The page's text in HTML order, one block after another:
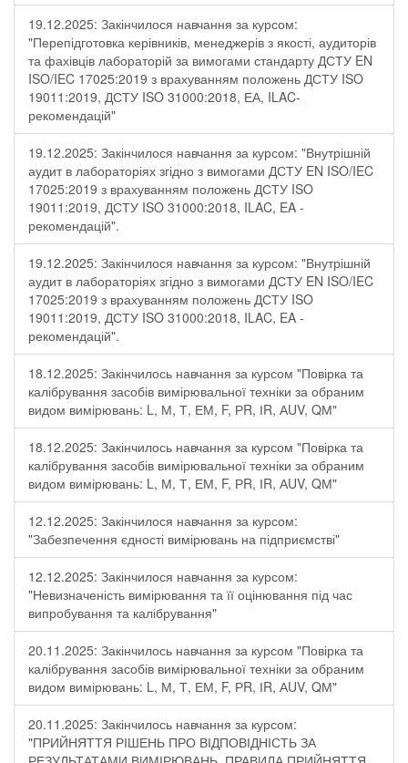
19.12.2025: Закінчилося навчання за курсом:
"Перепідготовка керівників, менеджерів з якості, аудиторів
та фахівців лабораторій за вимогами стандарту ДСТУ EN
ISO/IEC 17025:2019 з врахуванням положень ДСТУ ISO
19011:2019, ДСТУ ISO 31000:2018, ЕА, ILAC-
рекомендацій"
19.12.2025: Закінчилося навчання за курсом: "Внутрішній
аудит в лабораторіях згідно з вимогами ДСТУ EN ISO/IEC
17025:2019 з врахуванням положень ДСТУ ISO
19011:2019, ДСТУ ISO 31000:2018, ILAC, EA -
рекомендацій".
19.12.2025: Закінчилося навчання за курсом: "Внутрішній
аудит в лабораторіях згідно з вимогами ДСТУ EN ISO/IEC
17025:2019 з врахуванням положень ДСТУ ISO
19011:2019, ДСТУ ISO 31000:2018, ILAC, EA -
рекомендацій".
18.12.2025: Закінчилось навчання за курсом "Повірка та
калібрування засобів вимірювальної техніки за обраним
видом вимірювань: L, М, Т, ЕМ, F, РR, ІR, АUV, QМ"
18.12.2025: Закінчилось навчання за курсом "Повірка та
калібрування засобів вимірювальної техніки за обраним
видом вимірювань: L, М, Т, ЕМ, F, РR, ІR, АUV, QМ"
12.12.2025: Закінчилося навчання за курсом:
"Забезпечення єдності вимірювань на підприємстві"
12.12.2025: Закінчилося навчання за курсом:
"Невизначеність вимірювання та її оцінювання під час
випробування та калібрування"
20.11.2025: Закінчилось навчання за курсом "Повірка та
калібрування засобів вимірювальної техніки за обраним
видом вимірювань: L, М, Т, ЕМ, F, РR, ІR, АUV, QМ"
20.11.2025: Закінчилось навчання за курсом:
"ПРИЙНЯТТЯ РІШЕНЬ ПРО ВІДПОВІДНІСТЬ ЗА